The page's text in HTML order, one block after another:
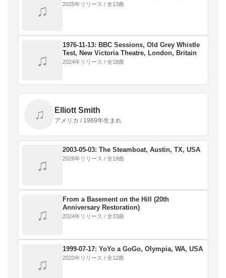
♫ 2025年リリース / 全13曲
♫
1976-11-13: BBC Sessions, Old Grey Whistle
Test, New Victoria Theatre, London, Britain
2024年リリース / 全18曲
♫ Elliott Smith
アメリカ / 1969年生まれ
♫
2003-05-03: The Steamboat, Austin, TX, USA
2026年リリース / 全19曲
♫
From a Basement on the Hill (20th
Anniversary Restoration)
2024年リリース / 全33曲
♫
1999-07-17: YoYo a GoGo, Olympia, WA, USA
2020年リリース / 全12曲